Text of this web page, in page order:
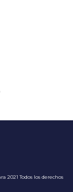
2021 Todos los derechos